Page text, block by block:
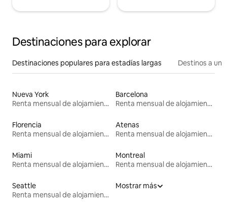
Destinaciones para explorar
Destinaciones populares para estadías largas Destinos a un
Nueva York
Renta mensual de alojamientos
Barcelona
Renta mensual de alojamientos
Florencia
Renta mensual de alojamientos
Atenas
Renta mensual de alojamientos
Miami
Renta mensual de alojamientos
Montreal
Renta mensual de alojamientos
Seattle
Renta mensual de alojamientos
Mostrar más